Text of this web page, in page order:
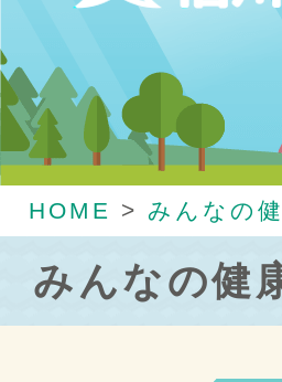
HOME > みんなの
みんなの健